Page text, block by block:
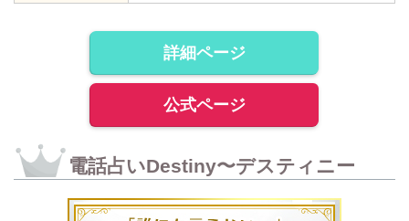
詳細ページ
公式ページ
電話占いDestiny〜デスティニー